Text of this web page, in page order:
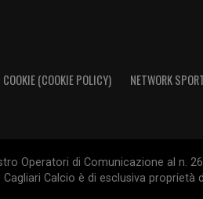
(COOKIE POLICY) NETWORK
Operatori di Comunicazione al n.
Calcio è di esclusiva proprietà